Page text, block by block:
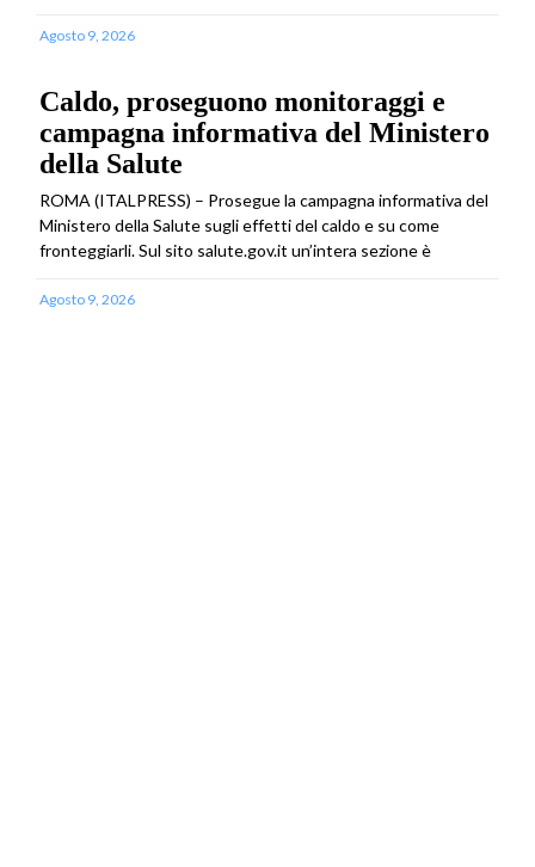
Agosto 9, 2026
Caldo, proseguono monitoraggi e
campagna informativa del Ministero
della Salute
ROMA (ITALPRESS) – Prosegue la campagna informativa del
Ministero della Salute sugli effetti del caldo e su come
fronteggiarli. Sul sito salute.gov.it un’intera sezione è
Agosto 9, 2026